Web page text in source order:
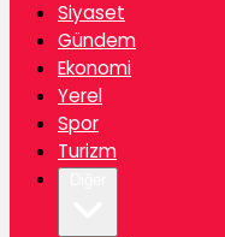
Siyaset
Gündem
Ekonomi
Yerel
Spor
Turizm